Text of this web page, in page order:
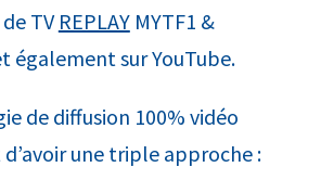
TV REPLAYMYTF1 &
également sur YouTube.
de diffusion 100% vidéo
une triple approche :